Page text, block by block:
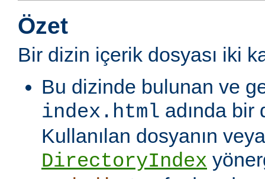
Özet
Bir dizin içerik dosyası iki
Bu dizinde bulunan ve
index.html adında bir
Kullanılan dosyanın
DirectoryIndex